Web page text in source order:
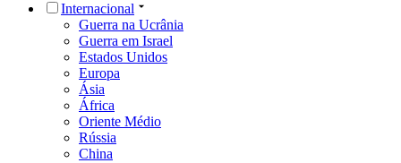
Internacional
Guerra na Ucrânia
Guerra em Israel
Estados Unidos
Europa
Ásia
África
Oriente Médio
Rússia
China